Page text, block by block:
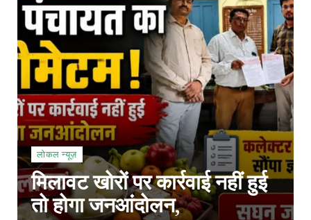
लोकल न्यूज़
मिलावट खोरों पर कार्रवाई नहीं हुई
तो होगा जनआंदोलन,